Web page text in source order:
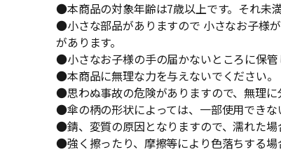
●本商品の対象年齢は7歳以上です。それ未
●小さな部品がありますので 小さなお子様
があります。
●小さなお子様の手の届かないところに保管
●本商品に無理な力を与えないでください。
●思わぬ事故の危険がありますので、無理に
●傘の柄の形状によっては、一部使用できな
●錆、変質の原因となりますので、濡れた場
●強く擦ったり、摩擦等により色落ちする場